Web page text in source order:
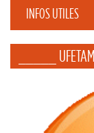
INFOS UTILES
_____